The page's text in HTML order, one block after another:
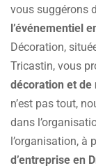
vous suggérons
l’événementiel
Décoration,
Tricastin, vous
décoration et
n’est pas tout,
dans
l’organisation, à
d’entreprise en